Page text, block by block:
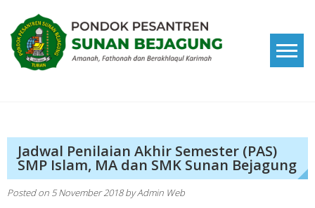
content
Jadwal Penilaian Akhir Semester (PAS)
SMP Islam, MA dan SMK Sunan Bejagung
Posted on 5 November 2018byAdmin Web